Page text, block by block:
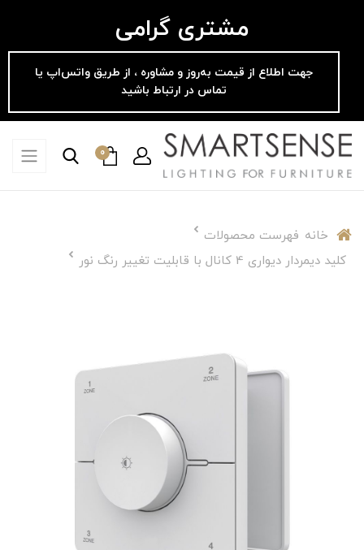
مشتری گرامی
جهت اطلاع از قیمت به‌روز و مشاوره ، از طریق واتس‌اپ یا
تماس در ارتباط باشید
0
خانه فهرست محصولات
کلید دیمردار دیواری 4 کانال با قابلیت تغییر رنگ نور